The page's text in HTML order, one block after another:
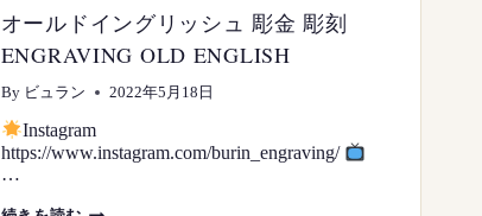
オールドイングリッシュ 彫金 彫刻
ENGRAVING OLD ENGLISH
By ビュラン 2022年5月18日
Instagram
https://www.instagram.com/burin_engraving/
…
オ